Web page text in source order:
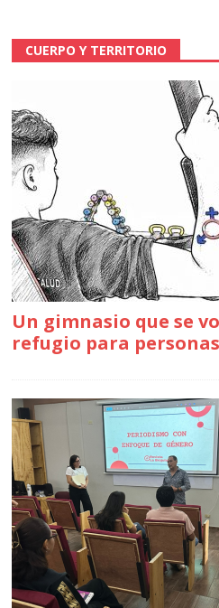
CUERPO Y TERRITORIO
Un gimnasio que se
refugio para